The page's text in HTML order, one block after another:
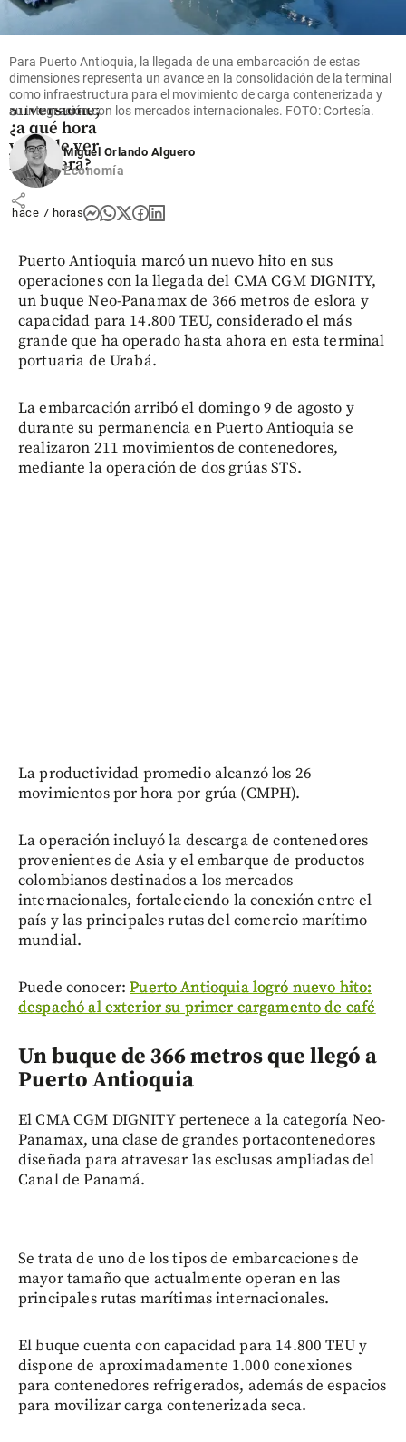
clasificación
obliga a
David
Alonso a
remontar en
Silverstone;
¿a qué hora
y dónde ver
la carrera?
share
Para Puerto Antioquia, la llegada de una embarcación de estas
dimensiones representa un avance en la consolidación de la terminal
como infraestructura para el movimiento de carga contenerizada y
su integración con los mercados internacionales. FOTO: Cortesía.
Miguel Orlando Alguero
Economía
hace 7 horas
Puerto Antioquia marcó un nuevo hito en sus
operaciones con la llegada del CMA CGM DIGNITY,
un buque Neo-Panamax de 366 metros de eslora y
capacidad para 14.800 TEU, considerado el más
grande que ha operado hasta ahora en esta terminal
portuaria de Urabá.
La embarcación arribó el domingo 9 de agosto y
durante su permanencia en Puerto Antioquia se
realizaron 211 movimientos de contenedores,
mediante la operación de dos grúas STS.
La productividad promedio alcanzó los 26
movimientos por hora por grúa (CMPH).
La operación incluyó la descarga de contenedores
provenientes de Asia y el embarque de productos
colombianos destinados a los mercados
internacionales, fortaleciendo la conexión entre el
país y las principales rutas del comercio marítimo
mundial.
Puede conocer:Puerto Antioquia logró nuevo hito:
despachó al exterior su primer cargamento de café
Un buque de 366 metros que llegó a
Puerto Antioquia
El CMA CGM DIGNITY pertenece a la categoría Neo-
Panamax, una clase de grandes portacontenedores
diseñada para atravesar las esclusas ampliadas del
Canal de Panamá.
Se trata de uno de los tipos de embarcaciones de
mayor tamaño que actualmente operan en las
principales rutas marítimas internacionales.
El buque cuenta con capacidad para 14.800 TEU y
dispone de aproximadamente 1.000 conexiones
para contenedores refrigerados, además de espacios
para movilizar carga contenerizada seca.